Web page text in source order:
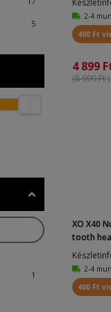
4
1
1
5
6
64
1
2-4
400 Ft
4 899
(8 999 Ft )
XO X40
tooth
2-4
400 Ft